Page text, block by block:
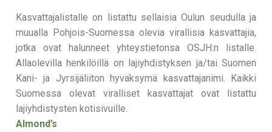
Kasvattajalistalle on listattu sellaisia Oulun seudulla ja
muualla Pohjois-Suomessa olevia virallisia kasvattajia,
jotka ovat halunneet yhteystietonsa OSJH:n listalle.
Allaolevilla henkilöillä on lajiyhdistyksen ja/tai Suomen
Kani- ja Jyrsijäliiton hyväksymä kasvattajanimi. Kaikki
Suomessa olevat viralliset kasvattajat ovat listattu
lajiyhdistysten kotisivuille.
Almond’s